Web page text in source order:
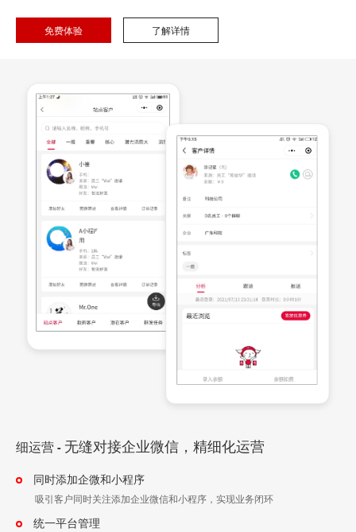
免费体验 了解详情
细运营 - 无缝对接企业微信，精细化运营
同时添加企微和小程序
吸引客户同时关注添加企业微信和小程序，实现业务闭环
统一平台管理